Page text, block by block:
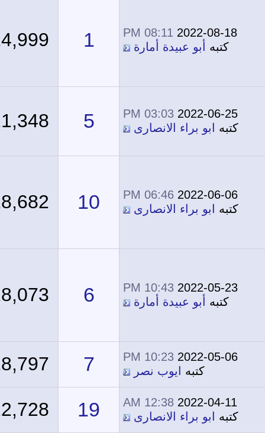
2022-08-18
08:11 PM
كتبهأبو عبيدة أمارة 14,999
2022-06-25
03:03 PM
كتبهابو براء الانصارى 21,348
2022-06-06
06:46 PM
كتبهابو براء الانصارى 10
18,682
2022-05-23
10:43 PM
كتبهأبو عبيدة أمارة 18,073
2022-05-06
10:23 PM
كتبهايوب نصر 18,797
2022-04-11
12:38 AM
كتبهابو براء الانصارى 19
22,728